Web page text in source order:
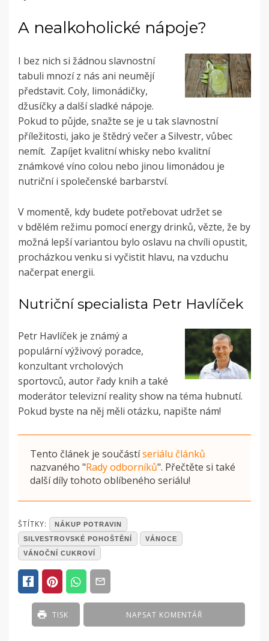
A nealkoholické nápoje?
I bez nich si žádnou slavnostní
tabuli mnozí z nás ani neumějí
představit. Coly, limonádičky,
džusíčky a další sladké nápoje.
Pokud to půjde, snažte se je u tak slavnostní
příležitosti, jako je štědrý večer a Silvestr, vůbec
nemít. Zapíjet kvalitní whisky nebo kvalitní
známkové víno colou nebo jinou limonádou je
nutriční i společenské barbarství.
V momentě, kdy budete potřebovat udržet se
v bdělém režimu pomocí energy drinků, vězte, že by
možná lepší variantou bylo oslavu na chvíli opustit,
procházkou venku si vyčistit hlavu, na vzduchu
načerpat energii.
Nutriční specialista Petr Havlíček
Petr Havlíček je známý a
populární výživový poradce,
konzultant vrcholových
sportovců, autor řady knih a také
moderátor televizní reality show na téma hubnutí.
Pokud byste na něj měli otázku, napište nám!
Tento článek je součástíseriálu článků
nazvaného "Rady odborníků". Přečtěte si také
další díly tohoto oblíbeného seriálu!
POSTED
IN
ČLÁNKY
ŠTÍTKY:
NÁKUP POTRAVIN
SILVESTROVSKÉ POHOŠTĚNÍ
VÁNOCE
VÁNOČNÍ CUKROVÍ
NAPSAT KOMENTÁŘ
TISK